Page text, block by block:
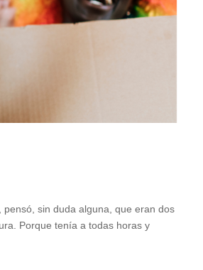
sin duda alguna, que eran dos
Porque tenía a todas horas y